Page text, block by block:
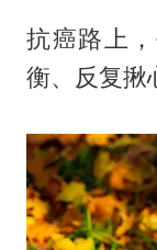
抗癌路上
衡、反复揪